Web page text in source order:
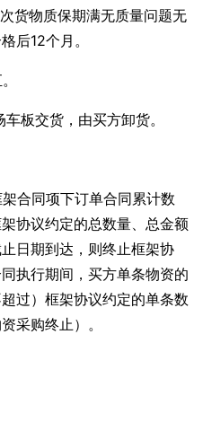
货物质保期满无质量问题无
后12个月。
车板交货，由买方卸货。
合同项下订单合同累计数
协议约定的总数量、总金额
日期到达，则终止框架协
执行期间，买方单条物资的
过）框架协议约定的单条数
采购终止）。